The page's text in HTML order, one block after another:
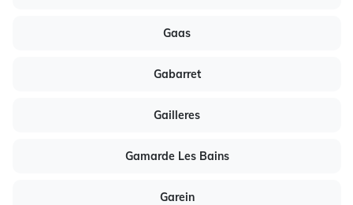
Gaas
Gabarret
Gailleres
Gamarde Les Bains
Garein